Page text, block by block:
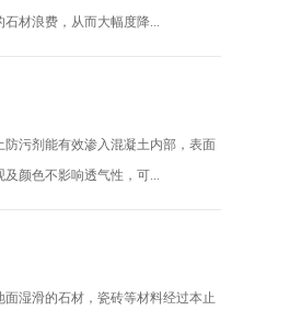
材浪费，从而大幅度降...
污剂能有效渗入混凝土内部，表面
颜色不影响透气性，可...
湿滑的石材，瓷砖等材料经过本止